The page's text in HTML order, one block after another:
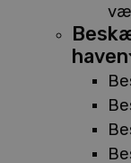
haven